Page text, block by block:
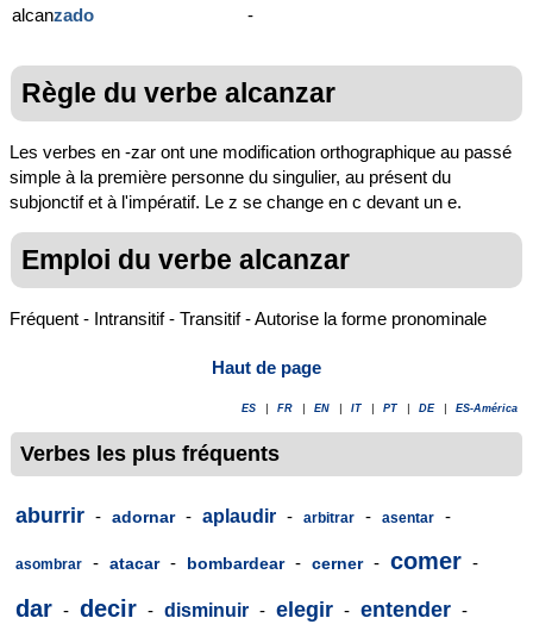
alcanzado -
Règle du verbe alcanzar
Les verbes en -zar ont une modification orthographique au passé
simple à la première personne du singulier, au présent du
subjonctif et à l'impératif. Le z se change en c devant un e.
Emploi du verbe alcanzar
Fréquent - Intransitif - Transitif - Autorise la forme pronominale
Haut de page
ES FR EN IT PT DE ES-América
Verbes les plus fréquents
aburrir - adornar - aplaudir - arbitrar - asentar -
asombrar - atacar - bombardear - cerner - comer -
dar - decir - disminuir - elegir - entender -